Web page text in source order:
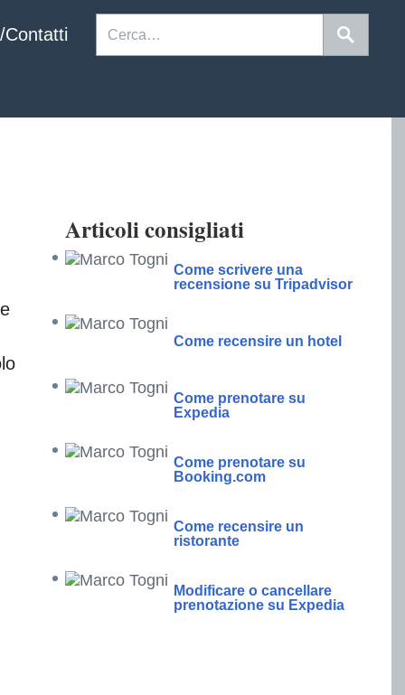
Contatti
Articoli consigliati
Come scrivere una
recensione su Tripadvisor
Come recensire un hotel
Come prenotare su
Expedia
Come prenotare su
Booking.com
Come recensire un
ristorante
Modificare o cancellare
prenotazione su Expedia